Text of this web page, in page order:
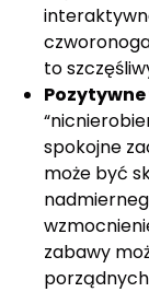
to
spokojne
może być
zabawy